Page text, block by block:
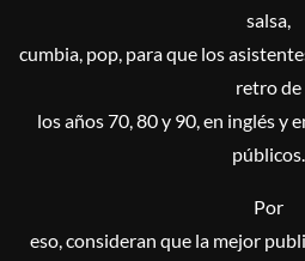
salsa,
cumbia, pop, para que los
retro de
los años 70, 80 y 90, en inglés y
públicos.
Por
eso, consideran que la mejor